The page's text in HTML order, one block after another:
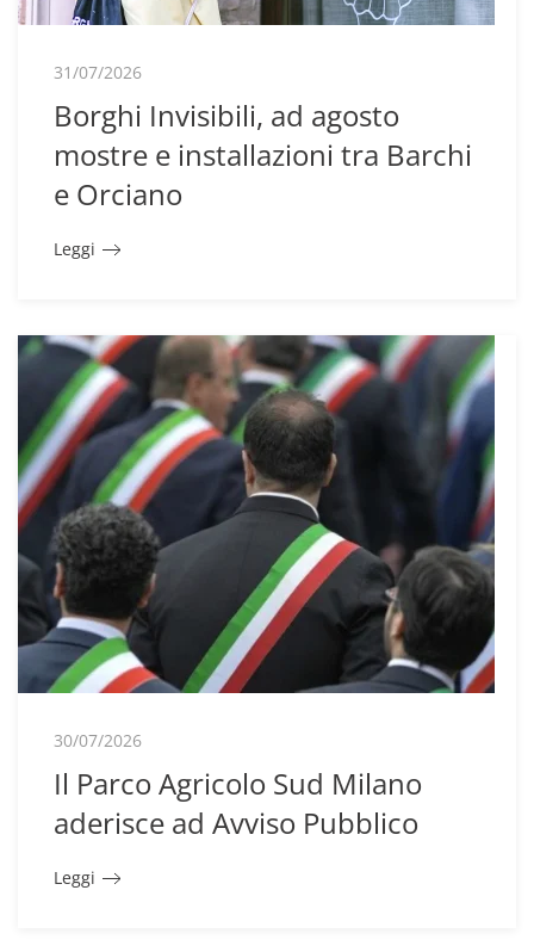
31/07/2026
Borghi Invisibili, ad agosto
mostre e installazioni tra Barchi
e Orciano
Leggi
30/07/2026
Il Parco Agricolo Sud Milano
aderisce ad Avviso Pubblico
Leggi